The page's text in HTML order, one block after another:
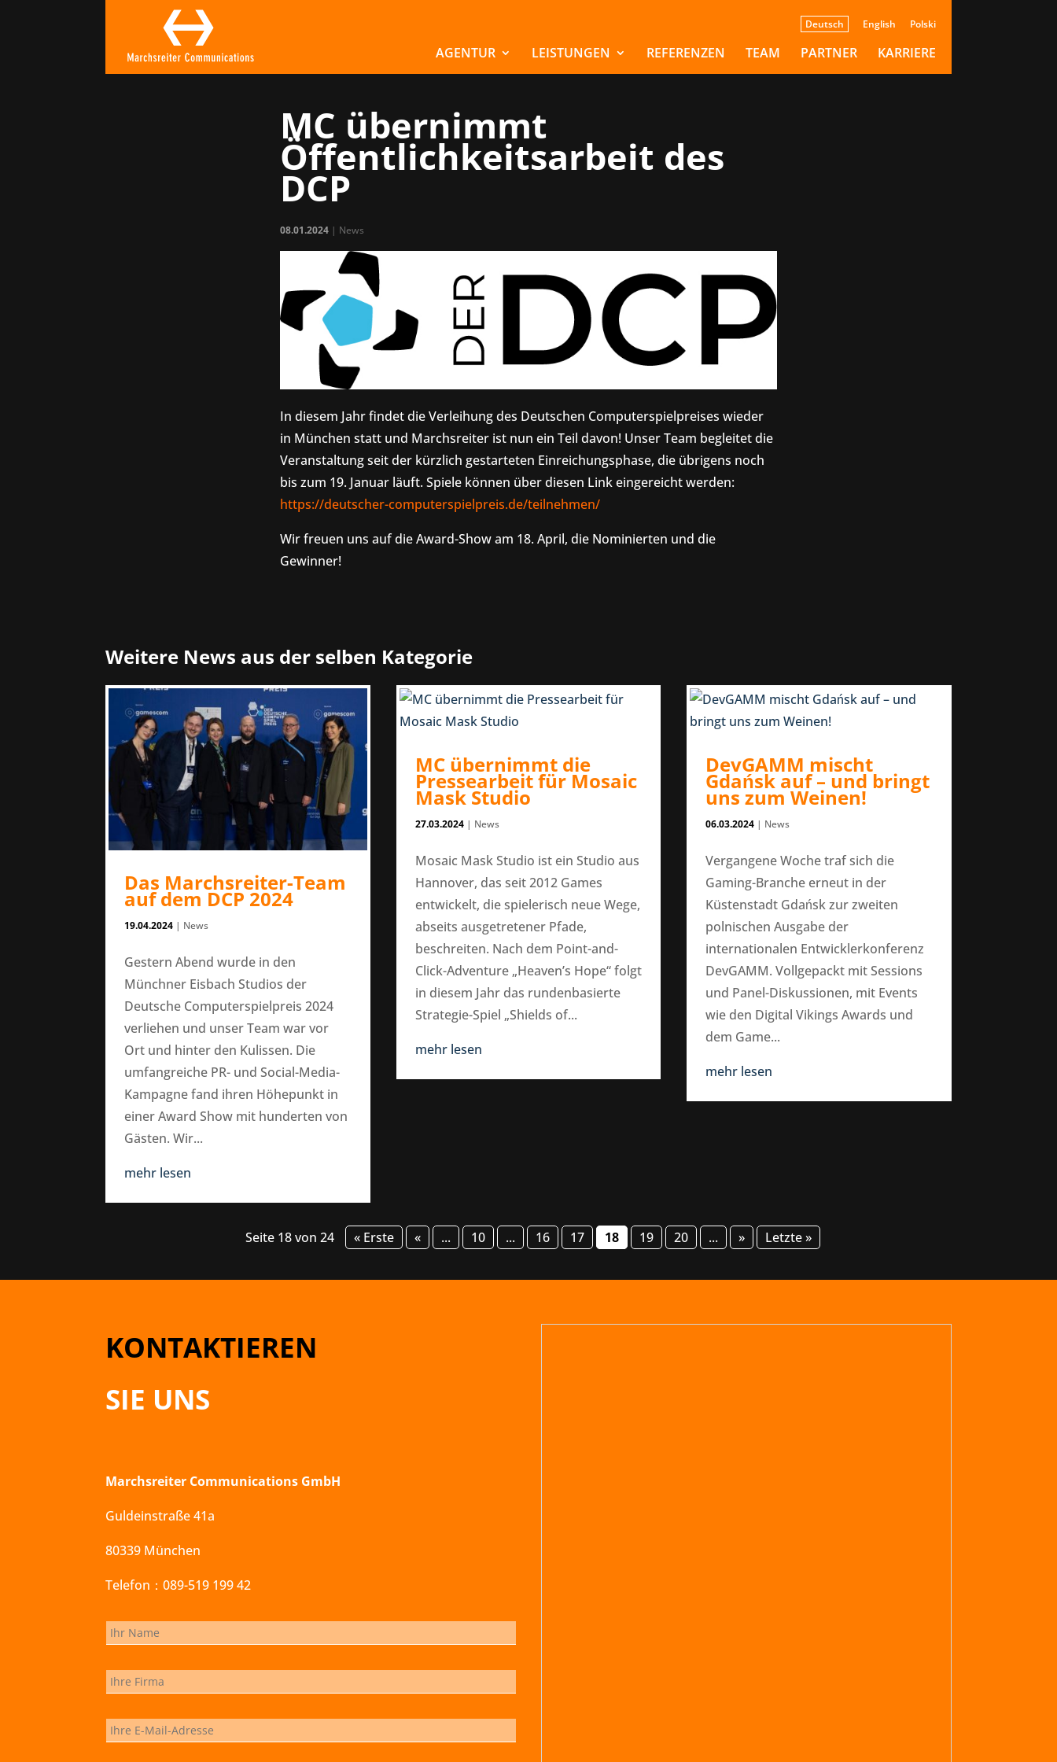
Deutsch English Polski
AGENTUR LEISTUNGEN REFERENZEN TEAM PARTNER KARRIERE
MC übernimmt
Öffentlichkeitsarbeit des
DCP
08.01.2024| News
In diesem Jahr findet die Verleihung des Deutschen Computerspielpreises wieder
in München statt und Marchsreiter ist nun ein Teil davon! Unser Team begleitet die
Veranstaltung seit der kürzlich gestarteten Einreichungsphase, die übrigens noch
bis zum 19. Januar läuft. Spiele können über diesen Link eingereicht werden:
https://deutscher-computerspielpreis.de/teilnehmen/
Wir freuen uns auf die Award-Show am 18. April, die Nominierten und die
Gewinner!
Weitere News aus der selben Kategorie
Das Marchsreiter-Team
auf dem DCP 2024
19.04.2024 | News
Gestern Abend wurde in den
Münchner Eisbach Studios der
Deutsche Computerspielpreis 2024
verliehen und unser Team war vor
Ort und hinter den Kulissen. Die
umfangreiche PR- und Social-Media-
Kampagne fand ihren Höhepunkt in
einer Award Show mit hunderten von
Gästen. Wir...
mehr lesen
MC übernimmt die
Pressearbeit für Mosaic
Mask Studio
27.03.2024| News
Mosaic Mask Studio ist ein Studio aus
Hannover, das seit 2012 Games
entwickelt, die spielerisch neue Wege,
abseits ausgetretener Pfade,
beschreiten. Nach dem Point-and-
Click-Adventure „Heaven’s Hope“ folgt
in diesem Jahr das rundenbasierte
Strategie-Spiel „Shields of...
mehr lesen
DevGAMM mischt
Gdańsk auf – und bringt
uns zum Weinen!
06.03.2024| News
Vergangene Woche traf sich die
Gaming-Branche erneut in der
Küstenstadt Gdańsk zur zweiten
polnischen Ausgabe der
internationalen Entwicklerkonferenz
DevGAMM. Vollgepackt mit Sessions
und Panel-Diskussionen, mit Events
wie den Digital Vikings Awards und
dem Game...
mehr lesen
Seite 18 von 24 « Erste « ... 10 ... 16 17 18 19 20 ... » Letzte »
KONTAKTIEREN
SIE UNS
Marchsreiter Communications GmbH
Guldeinstraße 41a
80339 München
Telefon：089-519 199 42